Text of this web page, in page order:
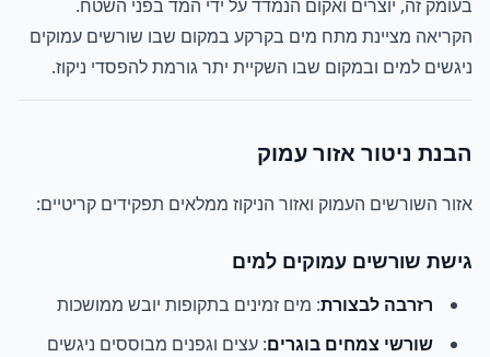
בעומק זה, יוצרים ואקום הנמדד על ידי המד בפני השטח.
הקריאה מציינת מתח מים בקרקע במקום שבו שורשים עמוקים
ניגשים למים ובמקום שבו השקיית יתר גורמת להפסדי ניקוז.
הבנת ניטור אזור עמוק
אזור השורשים העמוק ואזור הניקוז ממלאים תפקידים קריטיים:
גישת שורשים עמוקים למים
רזרבה לבצורת: מים זמינים בתקופות יובש ממושכות
שורשי צמחים בוגרים: עצים וגפנים מבוססים ניגשים